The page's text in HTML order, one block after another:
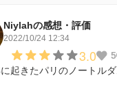
Niylahの感想・評価
2022/10/24 12:34
3.0 5
起きたパリのノートル